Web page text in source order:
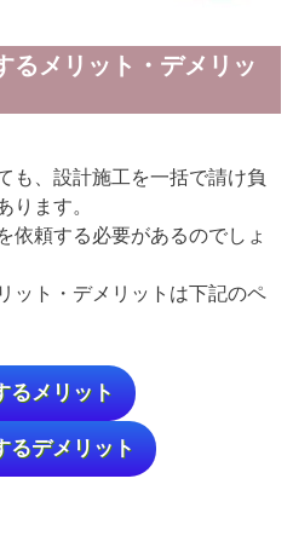
るメリット・デメリッ
も、設計施工を一括で請け負
ます。
依頼する必要があるのでしょ
ット・デメリットは下記のペ
るメリット
るデメリット